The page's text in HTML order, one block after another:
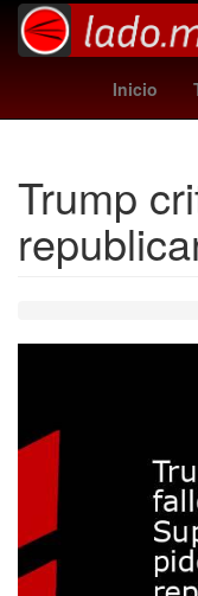
Inicio
Trump